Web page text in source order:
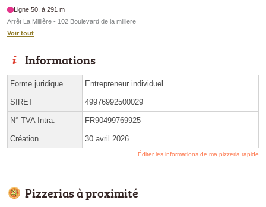
Ligne 50, à 291 m
Arrêt La Millière - 102 Boulevard de la milliere
Voir tout
Informations
Forme juridique Entrepreneur individuel
SIRET 49976992500029
N° TVA Intra. FR90499769925
Création 30 avril 2026
Éditer les informations de ma pizzeria rapide
Pizzerias à proximité